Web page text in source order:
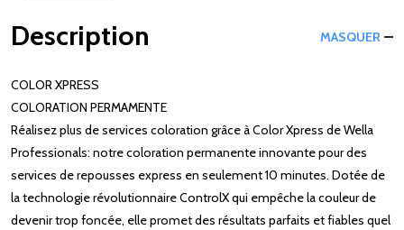
Description MASQUER
COLOR XPRESS
COLORATION PERMAMENTE
Réalisez plus de services coloration grâce à Color Xpress de Wella
Professionals: notre coloration permanente innovante pour des
services de repousses express en seulement 10 minutes. Dotée de
la technologie révolutionnaire ControlX qui empêche la couleur de
devenir trop foncée, elle promet des résultats parfaits et fiables quel